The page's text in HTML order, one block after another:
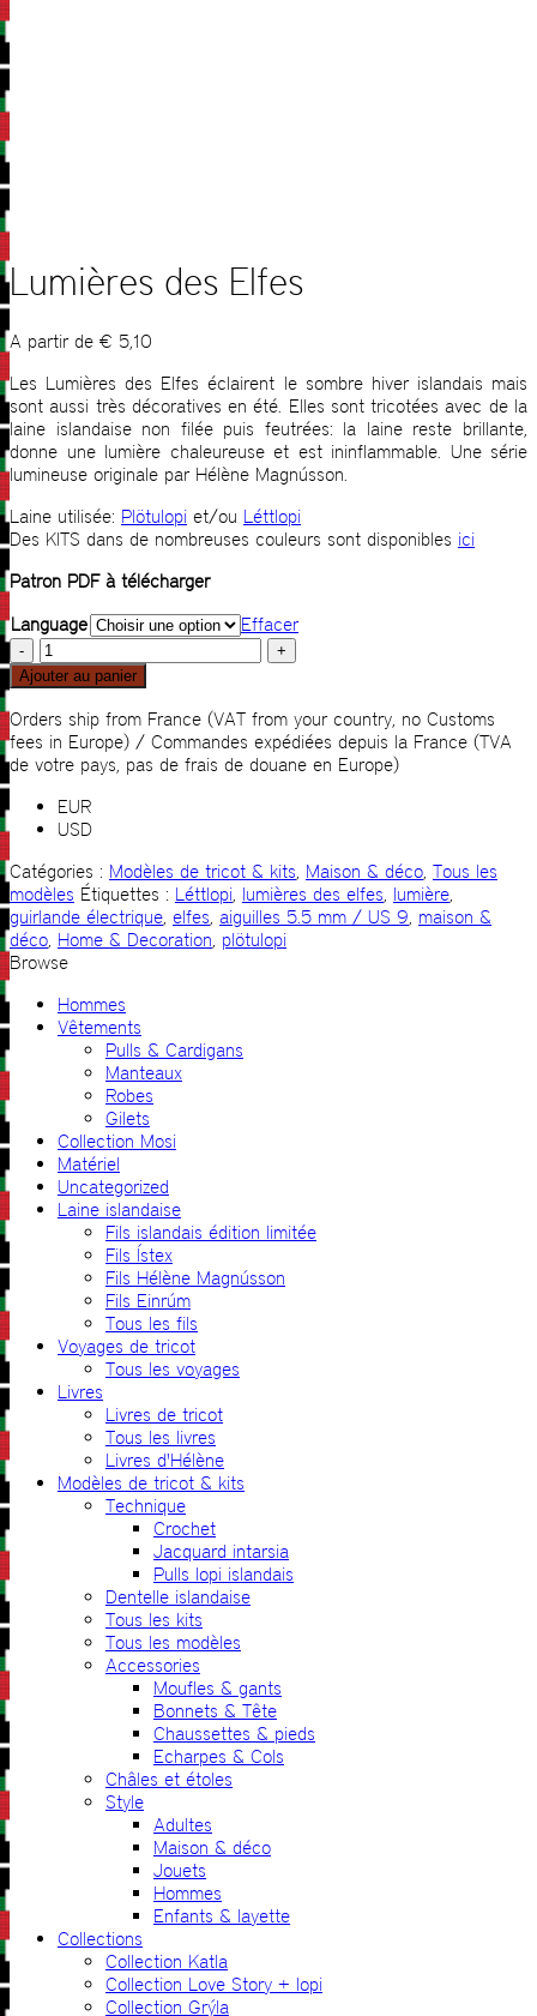
Lumières des Elfes
A partir de € 5,10
Les Lumières des Elfes éclairent le sombre hiver islandais mais
sont aussi très décoratives en été. Elles sont tricotées avec de la
laine islandaise non filée puis feutrées: la laine reste brillante,
donne une lumière chaleureuse et est ininflammable. Une série
lumineuse originale par Hélène Magnússon.
Laine utilisée: Plötulopi et/ou Léttlopi
Des KITS dans de nombreuses couleurs sont disponibles ici
Patron PDF à télécharger
Language
Effacer
quantité
de
Lumières
des
Elfes
Ajouter au panier
Orders ship from France (VAT from your country, no Customs
fees in Europe) / Commandes expédiées depuis la France (TVA
de votre pays, pas de frais de douane en Europe)
EUR
USD
Catégories : Modèles de tricot & kits, Maison & déco, Tous les
modèles Étiquettes : Léttlopi, lumières des elfes, lumière,
guirlande électrique, elfes, aiguilles 5.5 mm / US 9, maison &
déco, Home & Decoration, plötulopi
Browse
Hommes
Vêtements
Pulls & Cardigans
Manteaux
Robes
Gilets
Collection Mosi
Matériel
Uncategorized
Laine islandaise
Fils islandais édition limitée
Fils Ístex
Fils Hélène Magnússon
Fils Einrúm
Tous les fils
Voyages de tricot
Tous les voyages
Livres
Livres de tricot
Tous les livres
Livres d'Hélène
Modèles de tricot & kits
Technique
Crochet
Jacquard intarsia
Pulls lopi islandais
Dentelle islandaise
Tous les kits
Tous les modèles
Accessories
Moufles & gants
Bonnets & Tête
Chaussettes & pieds
Echarpes & Cols
Châles et étoles
Style
Adultes
Maison & déco
Jouets
Hommes
Enfants & layette
Collections
Collection Katla
Collection Love Story + lopi
Collection Grýla